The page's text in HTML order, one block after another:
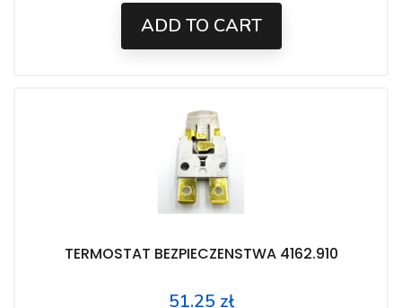
ADD TO CART
TERMOSTAT BEZPIECZENSTWA 4162.910
Price
51.25 zł